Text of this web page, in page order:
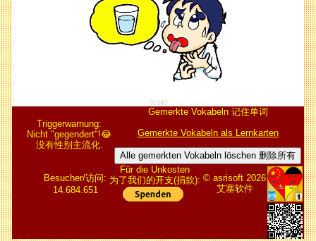
01040
Triggerwarnung:
Nicht "gegendert"!😂
没有性别主流化.
Gemerkte Vokabeln 记住单词
Gemerkte Vokabeln als Lernkarten
Alle gemerkten Vokabeln löschen 删除所有
Besucher/访问:
14.684.651
Für die Unkosten
为了我们的开支(捐款): © asrisoft 2026
艾塞软件